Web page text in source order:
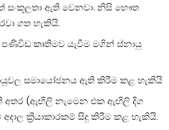
සංකූලතා ඇති වෙනවා. ‍නිසි භෞත
ගත හැකියි.
කෘතිමව යැවීම මගින් ස්නායු
සමායෝජනය ඇති කිරීම කළ හැකියි
අතර (ඇඟිලි නැමෙන එක ඇඟිලි දිග
ක්‍රියාකාරකම් සිදු කිරීම කළ හැකියි.